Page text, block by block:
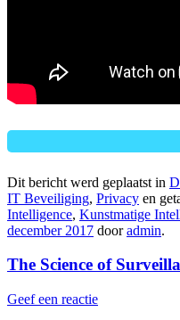
Dit bericht werd geplaatst in
IT Beveiliging, Privacy en
Intelligence, Kunstmatige
december 2017 dooradmin.
The Science of
Geef een reactie